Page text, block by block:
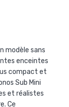
modèle sans
enceintes
compact et
Sub Mini
et réalistes
Ce